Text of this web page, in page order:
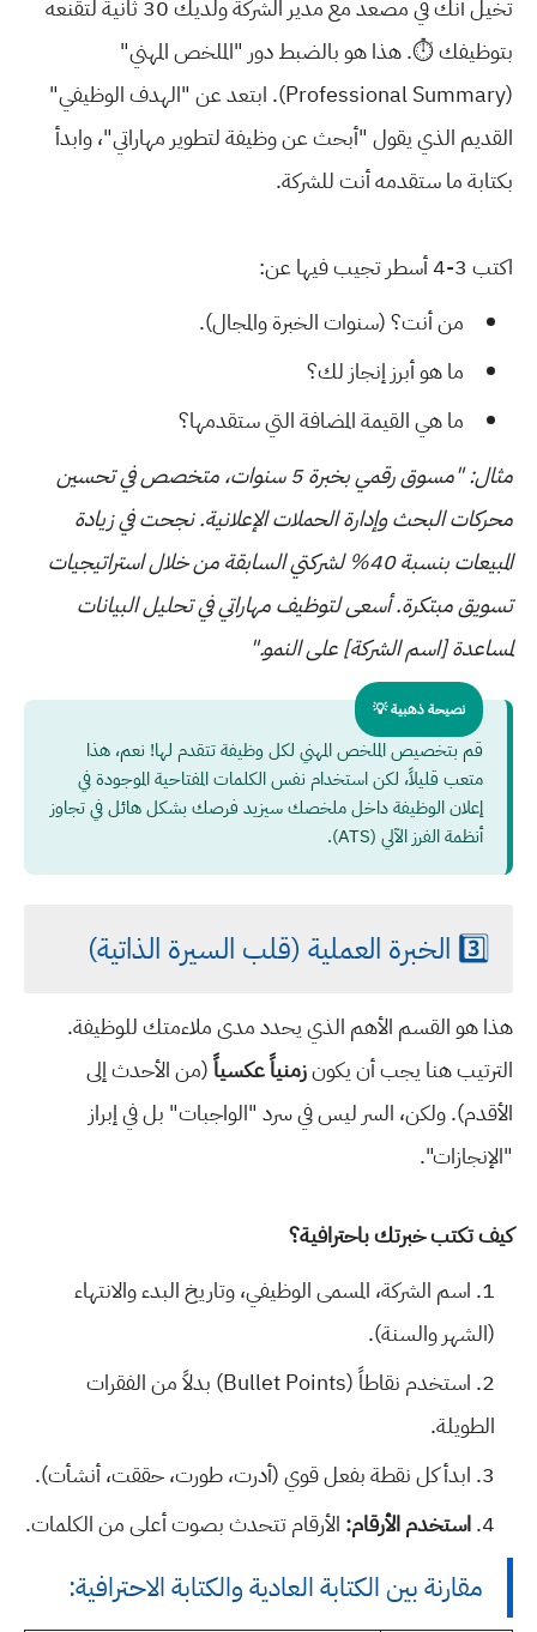
تخيل أنك في مصعد مع مدير الشركة ولديك 30 ثانية لتقنعه
بتوظيفك ⏱️. هذا هو بالضبط دور "الملخص المهني"
(Professional Summary). ابتعد عن "الهدف الوظيفي"
القديم الذي يقول "أبحث عن وظيفة لتطوير مهاراتي"، وابدأ
بكتابة ما ستقدمه أنت للشركة.
اكتب 3-4 أسطر تجيب فيها عن:
من أنت؟ (سنوات الخبرة والمجال).
ما هو أبرز إنجاز لك؟
ما هي القيمة المضافة التي ستقدمها؟
مثال: "مسوق رقمي بخبرة 5 سنوات، متخصص في تحسين
محركات البحث وإدارة الحملات الإعلانية. نجحت في زيادة
المبيعات بنسبة 40% لشركتي السابقة من خلال استراتيجيات
تسويق مبتكرة. أسعى لتوظيف مهاراتي في تحليل البيانات
لمساعدة [اسم الشركة] على النمو."
نصيحة ذهبية 💡
قم بتخصيص الملخص المهني لكل وظيفة تتقدم لها! نعم، هذا
متعب قليلاً، لكن استخدام نفس الكلمات المفتاحية الموجودة في
إعلان الوظيفة داخل ملخصك سيزيد فرصك بشكل هائل في تجاوز
أنظمة الفرز الآلي (ATS).
3️⃣ الخبرة العملية (قلب السيرة الذاتية)
هذا هو القسم الأهم الذي يحدد مدى ملاءمتك للوظيفة.
الترتيب هنا يجب أن يكونزمنياً عكسياً(من الأحدث إلى
الأقدم). ولكن، السر ليس في سرد "الواجبات" بل في إبراز
"الإنجازات".
كيف تكتب خبرتك باحترافية؟
اسم الشركة، المسمى الوظيفي، وتاريخ البدء والانتهاء
(الشهر والسنة).
استخدم نقاطاً (Bullet Points) بدلاً من الفقرات
الطويلة.
ابدأ كل نقطة بفعل قوي (أدرت، طورت، حققت، أنشأت).
استخدم الأرقام: الأرقام تتحدث بصوت أعلى من الكلمات.
مقارنة بين الكتابة العادية والكتابة الاحترافية: